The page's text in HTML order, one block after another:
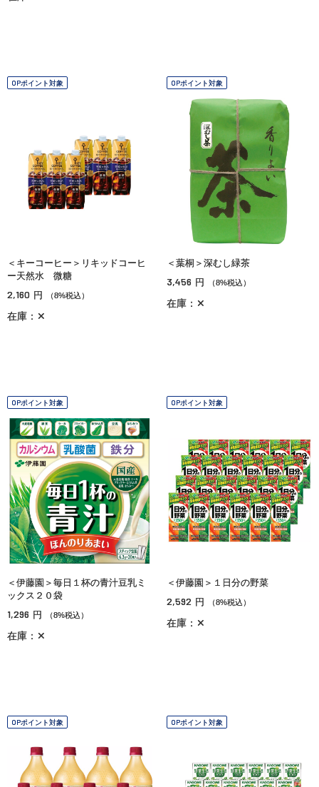
OPポイント対象
＜キーコーヒー＞リキッドコーヒ
ー天然水 微糖
2,160 円 （8%税込）
在庫：✕
OPポイント対象
＜葉桐＞深むし緑茶
3,456 円 （8%税込）
在庫：✕
OPポイント対象
＜伊藤園＞毎日１杯の青汁豆乳ミ
ックス２０袋
1,296 円 （8%税込）
在庫：✕
OPポイント対象
＜伊藤園＞１日分の野菜
2,592 円 （8%税込）
在庫：✕
OPポイント対象 OPポイント対象